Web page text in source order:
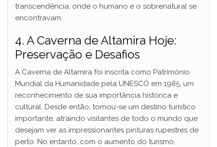
transcendência, onde o humano e o sobrenatural se
encontravam.
4. A Caverna de Altamira Hoje:
Preservação e Desafios
A Caverna de Altamira foi inscrita como Patrimônio
Mundial da Humanidade pela UNESCO em 1985, um
reconhecimento de sua importância histórica e
cultural. Desde então, tornou-se um destino turístico
importante, atraindo visitantes de todo o mundo que
desejam ver as impressionantes pinturas rupestres de
perto. No entanto, com o aumento do turismo,